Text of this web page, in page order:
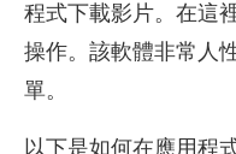
程式下載影片。在這
操作。該軟體非常人
單。
以下是如何在應用程